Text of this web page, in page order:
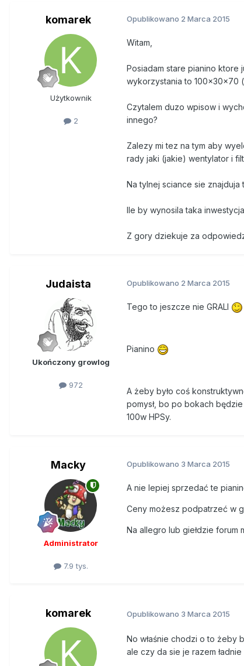
komarek
Użytkownik
2
Opublikowano 2 Marca 2015
Witam,
Posiadam stare pianino
wykorzystania to 100x30x70
Czytalem duzo wpisow i
innego?
Zalezy mi tez na tym aby
rady jaki (jakie) wentylator i
Na tylnej sciance sie
Ile by wynosila taka
Z gory dziekuje za
Judaista
Ukończony growlog
972
Opublikowano 2 Marca 2015
Tego to jeszcze nie GRALI
Pianino
A żeby było coś
pomysł, bo po bokach
100w HPSy.
Macky
Administrator
7.9 tys.
Opublikowano 3 Marca 2015
A nie lepiej sprzedać te
Ceny możesz podpatrzeć w
Na allegro lub giełdzie forum
komarek Opublikowano 3 Marca 2015
No właśnie chodzi o to żeby
ale czy da sie je razem